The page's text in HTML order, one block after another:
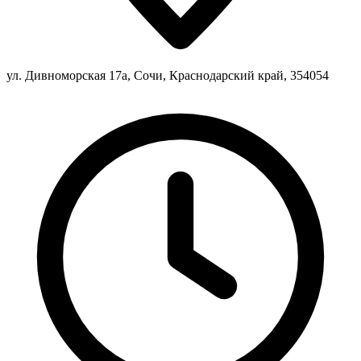
ул. Дивноморская 17а, Сочи, Краснодарский край, 354054